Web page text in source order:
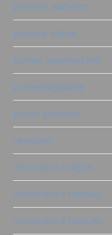
polvere materica
polvere salina
primer antimacchia
primer|sigillante
prove pratiche
restyling
ricolorare il legno
ricolorare il metallo
ricolorare il tessuto